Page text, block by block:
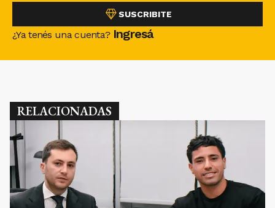
SUSCRIBITE
¿Ya tenés una cuenta? Ingresá
RELACIONADAS